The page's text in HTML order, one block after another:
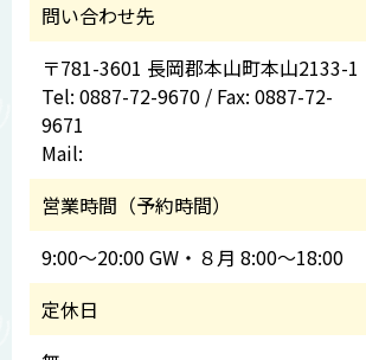
問い合わせ先
〒781-3601 長岡郡本山町本山2133-1
Tel: 0887-72-9670 / Fax: 0887-72-
9671
Mail:
営業時間（予約時間）
9:00～20:00 GW・８月 8:00～18:00
定休日